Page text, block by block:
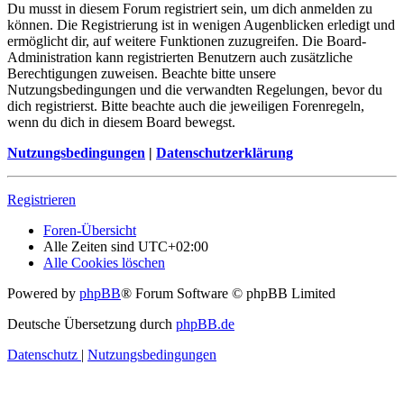
Du musst in diesem Forum registriert sein, um dich anmelden zu
können. Die Registrierung ist in wenigen Augenblicken erledigt und
ermöglicht dir, auf weitere Funktionen zuzugreifen. Die Board-
Administration kann registrierten Benutzern auch zusätzliche
Berechtigungen zuweisen. Beachte bitte unsere
Nutzungsbedingungen und die verwandten Regelungen, bevor du
dich registrierst. Bitte beachte auch die jeweiligen Forenregeln,
wenn du dich in diesem Board bewegst.
Nutzungsbedingungen | Datenschutzerklärung
Registrieren
Foren-Übersicht
Alle Zeiten sind UTC+02:00
Alle Cookies löschen
Powered by phpBB® Forum Software © phpBB Limited
Deutsche Übersetzung durch phpBB.de
Datenschutz | Nutzungsbedingungen